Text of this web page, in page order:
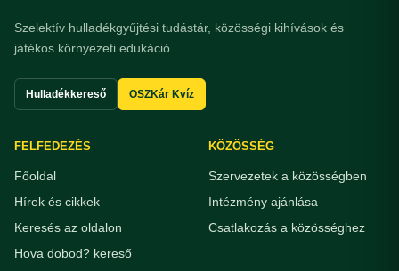
Szelektív hulladékgyűjtési tudástár, közösségi kihívások és
játékos környezeti edukáció.
Hulladékkereső OSZKár Kvíz
FELFEDEZÉS
Főoldal
Hírek és cikkek
Keresés az oldalon
Hova dobod? kereső
KÖZÖSSÉG
Szervezetek a közösségben
Intézmény ajánlása
Csatlakozás a közösséghez